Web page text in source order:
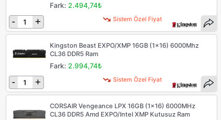
Sistem Özel Fiyat
Fark: 2.494,74₺
- +
Sistem Özel Fiyat
Kingston Beast EXPO/XMP 16GB (1x16) 6000Mhz
CL36 DDR5 Ram
Fark: 2.994,74₺
- +
CORSAIR Vengeance LPX 16GB (1x16) 6000MHz
CL36 DDR5 Amd EXPO/Intel XMP Kutusuz Ram